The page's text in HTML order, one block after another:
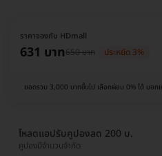
ราคาจองกับ HDmall
631 บาท650 บาท ประหยัด 3%
ยอดรวม 3,000 บาทขึ้นไป เลือกผ่อน 0% ได้ บอก
โหลดแอปรับคูปองลด 200 บ.
คูปองมีจำนวนจำกัด